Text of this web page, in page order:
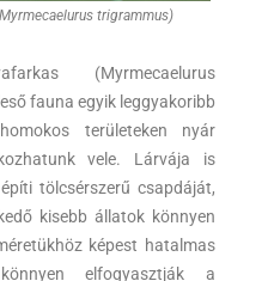
trigrammus)
(Myrmecaelurus
fauna egyik leggyakoribb
területeken nyár
vele. Lárvája is
tölcsérszerű csapdáját,
kisebb állatok könnyen
képest hatalmas
elfogyasztják a